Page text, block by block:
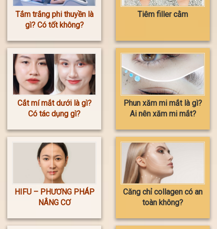
Tắm trắng phi thuyền là
gì? Có tốt không?
Tiêm filler cằm
Cắt mí mắt dưới là gì?
Có tác dụng gì?
Phun xăm mi mắt là gì?
Ai nên xăm mi mắt?
HIFU – PHƯƠNG PHÁP
NÂNG CƠ
Căng chỉ collagen có an
toàn không?